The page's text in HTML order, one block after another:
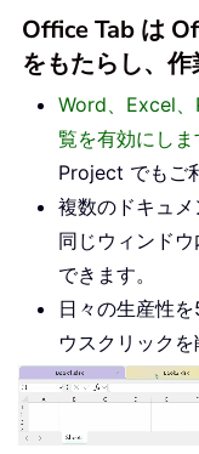
Office Tab は
をもたらし、
Word、Excel
覧を有効にしま
Project でもご
複数のドキュメ
同じウィンド
できます。
日々の生産性
ウスクリックを